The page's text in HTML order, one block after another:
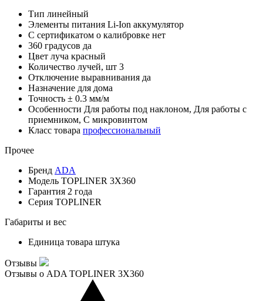
Тип линейный
Элементы питания Li-Ion аккумулятор
С сертификатом о калибровке нет
360 градусов да
Цвет луча красный
Количество лучей, шт 3
Отключение выравнивания да
Назначение для дома
Точность ± 0.3 мм/м
Особенности Для работы под наклоном, Для работы с
приемником, С микровинтом
Класс товара профессиональный
Прочее
Бренд ADA
Модель TOPLINER 3X360
Гарантия 2 года
Серия TOPLINER
Габариты и вес
Единица товара штука
Отзывы
Отзывы о ADA TOPLINER 3X360